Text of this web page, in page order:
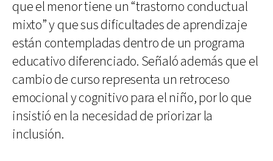
que el menor tiene un “trastorno conductual
mixto” y que sus dificultades de aprendizaje
están contempladas dentro de un programa
educativo diferenciado. Señaló además que el
cambio de curso representa un retroceso
emocional y cognitivo para el niño, por lo que
insistió en la necesidad de priorizar la
inclusión.